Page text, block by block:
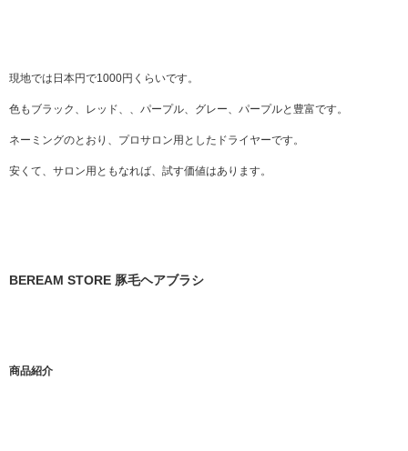
現地では日本円で1000円くらいです。
色もブラック、レッド、、パープル、グレー、パープルと豊富です。
ネーミングのとおり、プロサロン用としたドライヤーです。
安くて、サロン用ともなれば、試す価値はあります。
BEREAM STORE 豚毛ヘアブラシ
商品紹介